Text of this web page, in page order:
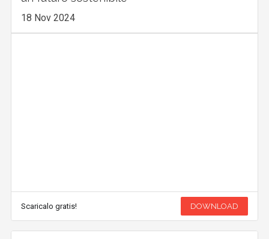
18 Nov 2024
Scaricalo gratis! DOWNLOAD